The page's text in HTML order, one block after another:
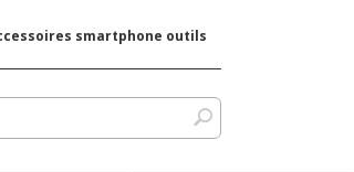
smartphone outils